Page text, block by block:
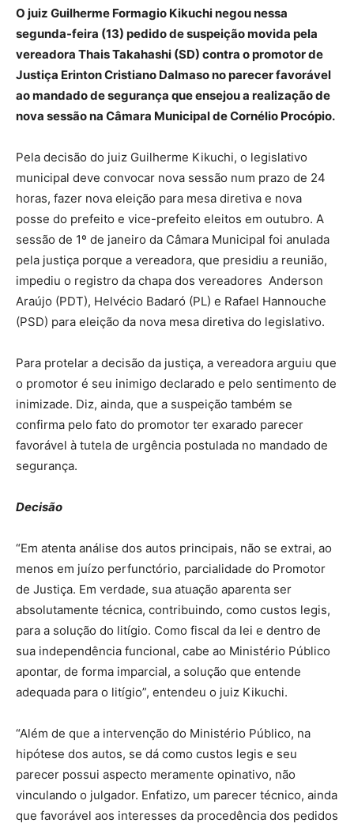
O juiz Guilherme Formagio Kikuchi negou nessa
segunda-feira (13) pedido de suspeição movida pela
vereadora Thais Takahashi (SD) contra o promotor de
Justiça Erinton Cristiano Dalmaso no parecer favorável
ao mandado de segurança que ensejou a realização de
nova sessão na Câmara Municipal de Cornélio Procópio.
Pela decisão do juiz Guilherme Kikuchi, o legislativo
municipal deve convocar nova sessão num prazo de 24
horas, fazer nova eleição para mesa diretiva e nova
posse do prefeito e vice-prefeito eleitos em outubro. A
sessão de 1º de janeiro da Câmara Municipal foi anulada
pela justiça porque a vereadora, que presidiu a reunião,
impediu o registro da chapa dos vereadores Anderson
Araújo (PDT), Helvécio Badaró (PL) e Rafael Hannouche
(PSD) para eleição da nova mesa diretiva do legislativo.
Para protelar a decisão da justiça, a vereadora arguiu que
o promotor é seu inimigo declarado e pelo sentimento de
inimizade. Diz, ainda, que a suspeição também se
confirma pelo fato do promotor ter exarado parecer
favorável à tutela de urgência postulada no mandado de
segurança.
Decisão
“Em atenta análise dos autos principais, não se extrai, ao
menos em juízo perfunctório, parcialidade do Promotor
de Justiça. Em verdade, sua atuação aparenta ser
absolutamente técnica, contribuindo, como custos legis,
para a solução do litígio. Como fiscal da lei e dentro de
sua independência funcional, cabe ao Ministério Público
apontar, de forma imparcial, a solução que entende
adequada para o litígio”, entendeu o juiz Kikuchi.
“Além de que a intervenção do Ministério Público, na
hipótese dos autos, se dá como custos legis e seu
parecer possui aspecto meramente opinativo, não
vinculando o julgador. Enfatizo, um parecer técnico, ainda
que favorável aos interesses da procedência dos pedidos